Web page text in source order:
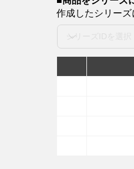
作成したシリーズ